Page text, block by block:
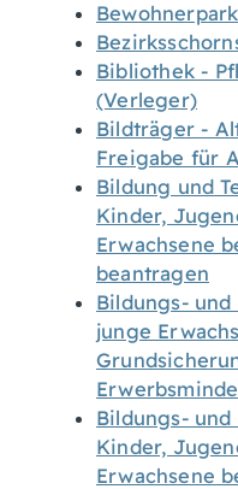
Bibliothek -
(Verleger)
Bildträger -
Freigabe für
Bildung und
Kinder,
Erwachsene
beantragen
Bildungs-
junge
Bildungs-
Kinder,
Erwachsene